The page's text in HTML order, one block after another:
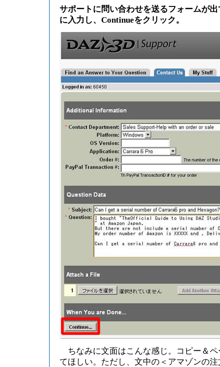
サポートに問い合わせを送るフォームが
に入力し、Continueをクリック。
ちなみに文面はこんな感じ。コピー＆
てほしい。ただし、文中の＜アマゾンの